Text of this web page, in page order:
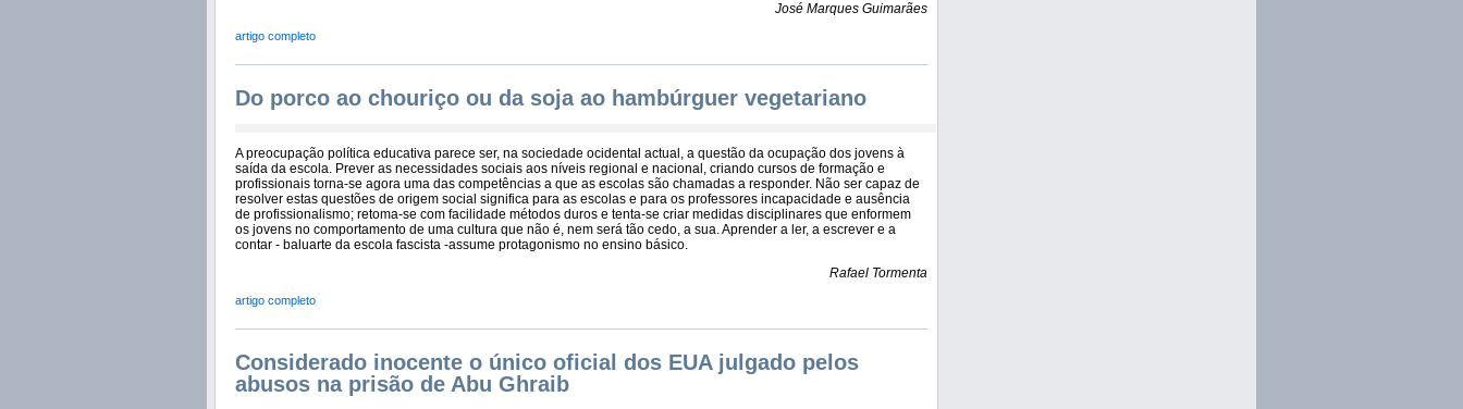
José Marques Guimarães
artigo completo
Do porco ao chouriço ou da soja ao hambúrguer vegetariano
A preocupação política educativa parece ser, na sociedade ocidental actual, a questão da ocupação dos jovens à
saída da escola. Prever as necessidades sociais aos níveis regional e nacional, criando cursos de formação e
profissionais torna-se agora uma das competências a que as escolas são chamadas a responder. Não ser capaz de
resolver estas questões de origem social significa para as escolas e para os professores incapacidade e ausência
de profissionalismo; retoma-se com facilidade métodos duros e tenta-se criar medidas disciplinares que enformem
os jovens no comportamento de uma cultura que não é, nem será tão cedo, a sua. Aprender a ler, a escrever e a
contar - baluarte da escola fascista -assume protagonismo no ensino básico.
Rafael Tormenta
artigo completo
Considerado inocente o único oficial dos EUA julgado pelos
abusos na prisão de Abu Ghraib